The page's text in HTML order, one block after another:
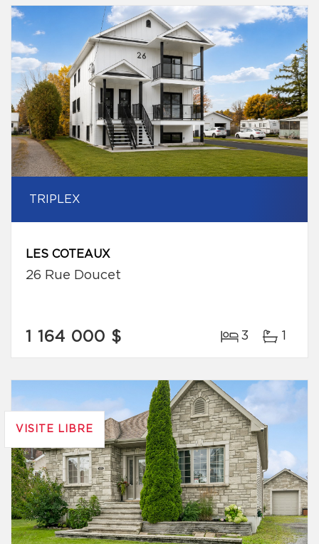
TRIPLEX
LES COTEAUX
26 Rue Doucet
1 164 000 $ 3 1
VISITE LIBRE